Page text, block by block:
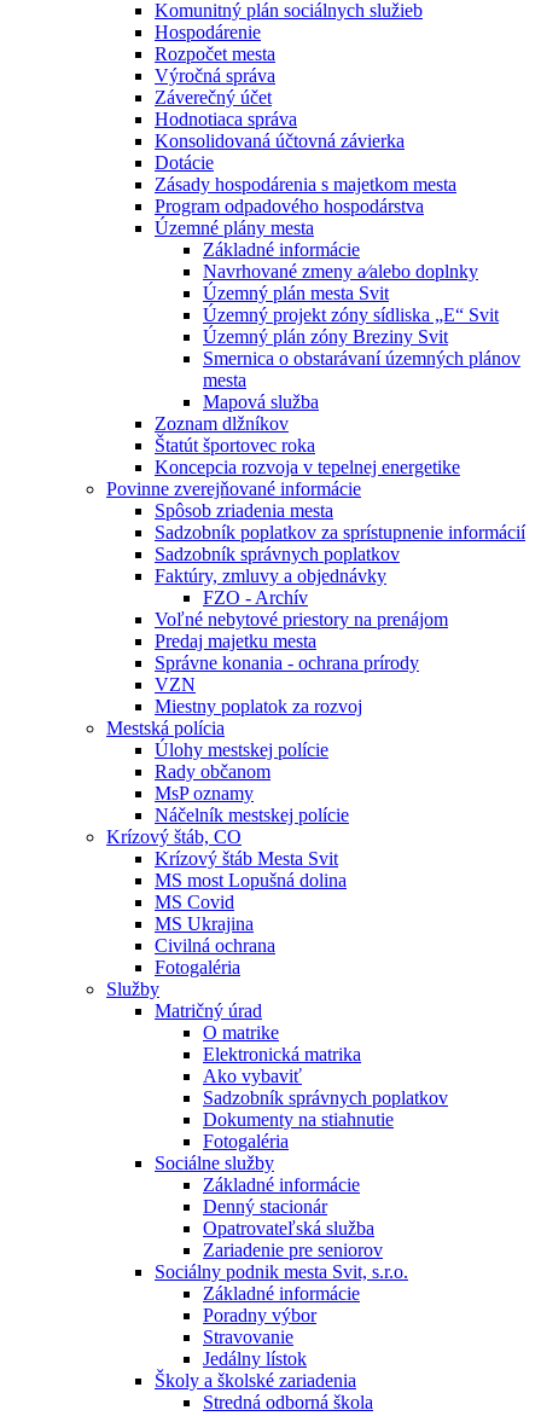
Komunitný plán sociálnych služieb
Hospodárenie
Rozpočet mesta
Výročná správa
Záverečný účet
Hodnotiaca správa
Konsolidovaná účtovná závierka
Dotácie
Zásady hospodárenia s majetkom mesta
Program odpadového hospodárstva
Územné plány mesta
Základné informácie
Navrhované zmeny a⁄alebo doplnky
Územný plán mesta Svit
Územný projekt zóny sídliska „E“ Svit
Územný plán zóny Breziny Svit
Smernica o obstarávaní územných plánov
mesta
Mapová služba
Zoznam dlžníkov
Štatút športovec roka
Koncepcia rozvoja v tepelnej energetike
Povinne zverejňované informácie
Spôsob zriadenia mesta
Sadzobník poplatkov za sprístupnenie informácií
Sadzobník správnych poplatkov
Faktúry, zmluvy a objednávky
FZO - Archív
Voľné nebytové priestory na prenájom
Predaj majetku mesta
Správne konania - ochrana prírody
VZN
Miestny poplatok za rozvoj
Mestská polícia
Úlohy mestskej polície
Rady občanom
MsP oznamy
Náčelník mestskej polície
Krízový štáb, CO
Krízový štáb Mesta Svit
MS most Lopušná dolina
MS Covid
MS Ukrajina
Civilná ochrana
Fotogaléria
Služby
Matričný úrad
O matrike
Elektronická matrika
Ako vybaviť
Sadzobník správnych poplatkov
Dokumenty na stiahnutie
Fotogaléria
Sociálne služby
Základné informácie
Denný stacionár
Opatrovateľská služba
Zariadenie pre seniorov
Sociálny podnik mesta Svit, s.r.o.
Základné informácie
Poradny výbor
Stravovanie
Jedálny lístok
Školy a školské zariadenia
Stredná odborná škola